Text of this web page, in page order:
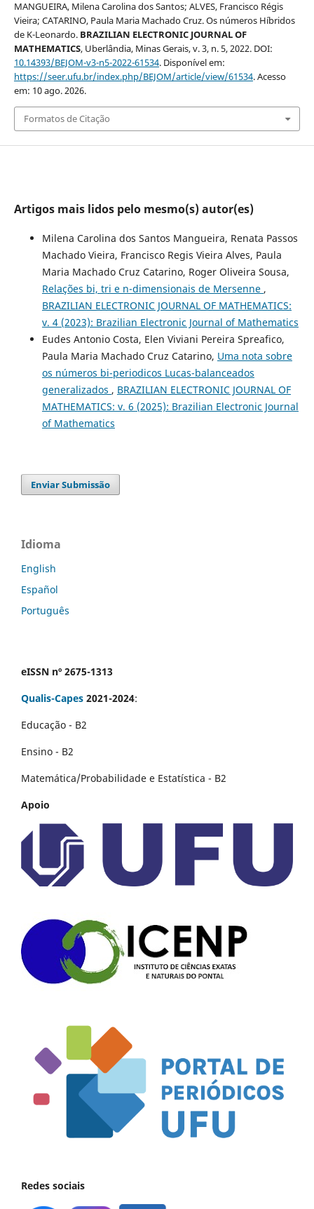
MANGUEIRA, Milena Carolina dos Santos; ALVES, Francisco Régis
Vieira; CATARINO, Paula Maria Machado Cruz. Os números Híbridos
de K-Leonardo. BRAZILIAN ELECTRONIC JOURNAL OF
MATHEMATICS, Uberlândia, Minas Gerais, v. 3, n. 5, 2022. DOI:
10.14393/BEJOM-v3-n5-2022-61534. Disponível em:
https://seer.ufu.br/index.php/BEJOM/article/view/61534. Acesso
em: 10 ago. 2026.
Formatos de Citação
Artigos mais lidos pelo mesmo(s) autor(es)
Milena Carolina dos Santos Mangueira, Renata Passos
Machado Vieira, Francisco Regis Vieira Alves, Paula
Maria Machado Cruz Catarino, Roger Oliveira Sousa,
Relações bi, tri e n-dimensionais de Mersenne ,
BRAZILIAN ELECTRONIC JOURNAL OF MATHEMATICS:
v. 4 (2023): Brazilian Electronic Journal of Mathematics
Eudes Antonio Costa, Elen Viviani Pereira Spreafico,
Paula Maria Machado Cruz Catarino, Uma nota sobre
os números bi-periodicos Lucas-balanceados
generalizados , BRAZILIAN ELECTRONIC JOURNAL OF
MATHEMATICS: v. 6 (2025): Brazilian Electronic Journal
of Mathematics
Enviar Submissão
Idioma
English
Español
Português
eISSN nº 2675-1313
Qualis-Capes 2021-2024:
Educação - B2
Ensino - B2
Matemática/Probabilidade e Estatística - B2
Apoio
Redes sociais